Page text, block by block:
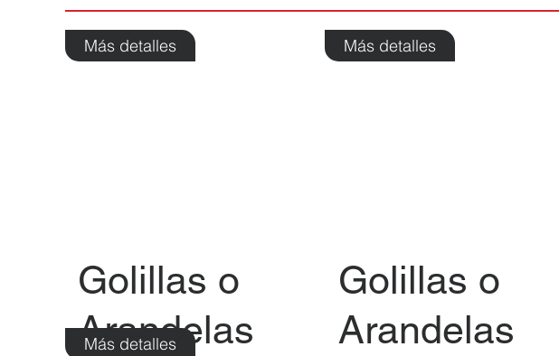
Golillas o
Arandelas
Más detalles
Golillas o
Arandelas
Más detalles
Más detalles